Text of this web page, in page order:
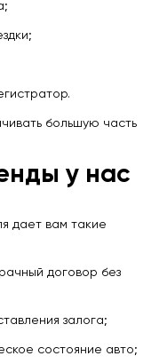
большую часть
у нас
дает вам такие
договор без
залога;
состояние авто;